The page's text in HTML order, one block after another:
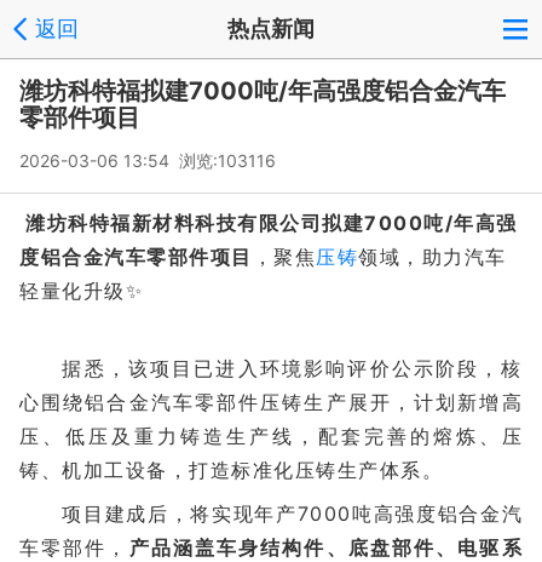
返回 热点新闻
潍坊科特福拟建7000吨/年高强度铝合金汽车
零部件项目
2026-03-06 13:54 浏览:103116
潍坊科特福新材料科技有限公司拟建7000吨/年高强
度铝合金汽车零部件项目 ，聚焦压铸领域，助力汽车
轻量化升级✨
据悉，该项目已进入环境影响评价公示阶段，核
心围绕铝合金汽车零部件压铸生产展开，计划新增高
压、低压及重力铸造生产线，配套完善的熔炼、压
铸、机加工设备，打造标准化压铸生产体系。
项目建成后，将实现年产7000吨高强度铝合金汽
车零部件， 产品涵盖车身结构件、底盘部件、电驱系